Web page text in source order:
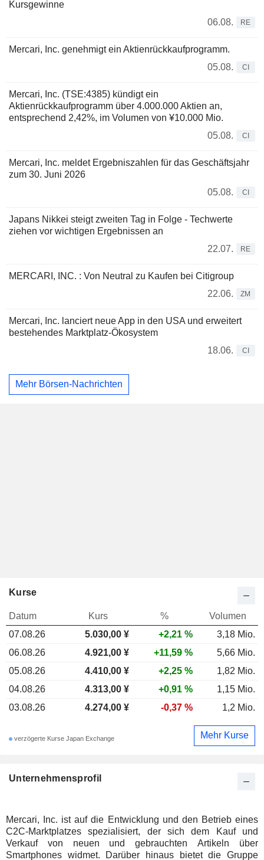
Kursgewinne
06.08.
RE
Mercari, Inc. genehmigt ein Aktienrückkaufprogramm.
05.08.
CI
Mercari, Inc. (TSE:4385) kündigt ein
Aktienrückkaufprogramm über 4.000.000 Aktien an,
entsprechend 2,42%, im Volumen von ¥10.000 Mio.
05.08.
CI
Mercari, Inc. meldet Ergebniszahlen für das Geschäftsjahr
zum 30. Juni 2026
05.08.
CI
Japans Nikkei steigt zweiten Tag in Folge - Techwerte
ziehen vor wichtigen Ergebnissen an
22.07.
RE
MERCARI, INC. : Von Neutral zu Kaufen bei Citigroup
22.06.
ZM
Mercari, Inc. lanciert neue App in den USA und erweitert
bestehendes Marktplatz-Ökosystem
18.06.
CI
Mehr Börsen-Nachrichten
Unternehmensprofil
Mercari, Inc. ist auf die Entwicklung und den Betrieb eines
C2C-Marktplatzes spezialisiert, der sich dem Kauf und
Verkauf von neuen und gebrauchten Artikeln über
Smartphones widmet. Darüber hinaus bietet die Gruppe
Kurse
Datum Kurs %
Volumen
07.08.26
5.030,00 ¥ +2,21 %
3,18 Mio.
06.08.26
4.921,00 ¥ +11,59 %
5,66 Mio.
05.08.26
4.410,00 ¥ +2,25 %
1,82 Mio.
04.08.26
4.313,00 ¥ +0,91 %
1,15 Mio.
03.08.26
4.274,00 ¥ -0,37 % 1,2 Mio.
verzögerte Kurse Japan Exchange Mehr Kurse